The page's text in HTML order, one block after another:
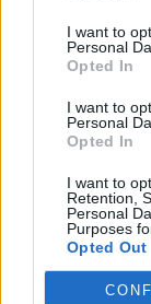
I want to
Personal
Opted In
I want to
Personal
Opted In
I want to
Retention,
Personal
Purposes
Opted Out
II. Pilier
III.
dosahuje